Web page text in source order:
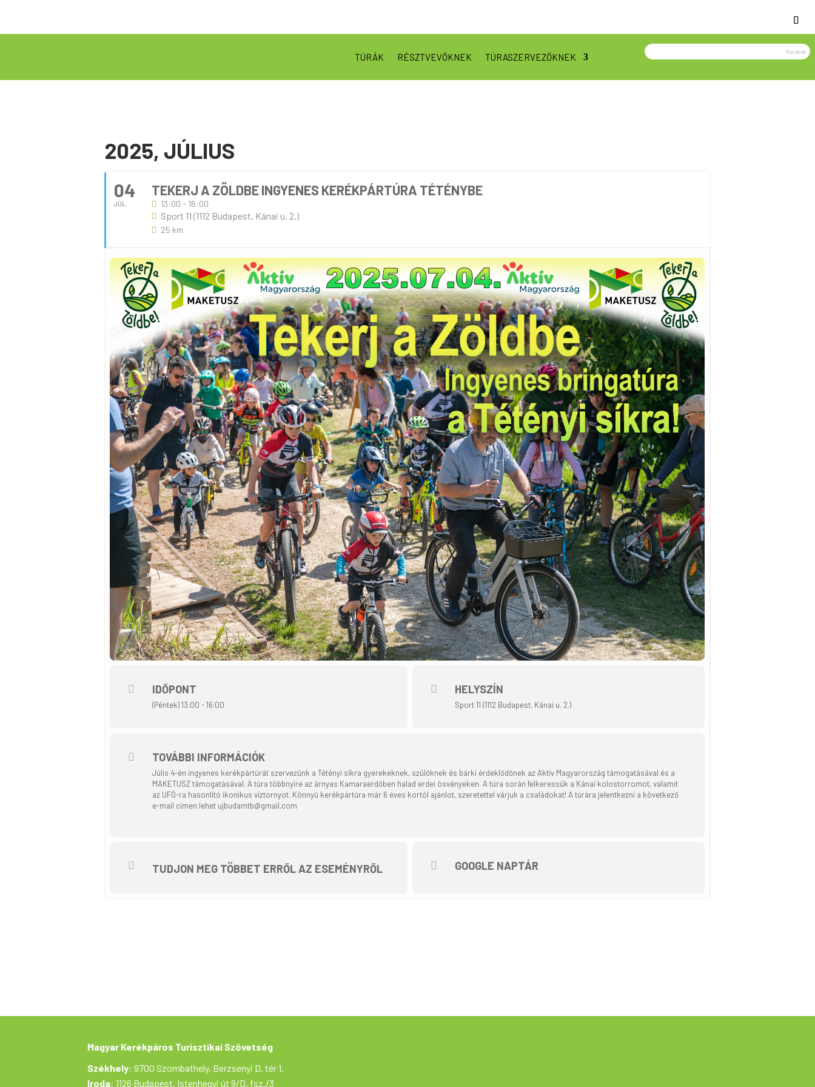
TÚRÁK RÉSZTVEVŐKNEK TÚRASZERVEZŐKNEK
2025, JÚLIUS
04
JÚL.
TEKERJ A ZÖLDBE INGYENES KERÉKPÁRTÚRA TÉTÉNYBE
13:00 - 16:00
Sport 11 (1112 Budapest, Kánai u. 2.)
25 km
IDŐPONT
(Péntek) 13:00 - 16:00
HELYSZÍN
Sport 11 (1112 Budapest, Kánai u. 2.)
TOVÁBBI INFORMÁCIÓK
Júlis 4-én ingyenes kerékpártúrát szervezünk a Tétényi síkra gyerekeknek, szülőknek és bárki érdeklődőnek az Aktív Magyarország támogatásával és a
MAKETUSZ támogatásával. A túra többnyire az árnyas Kamaraerdőben halad erdei ösvényeken. A túra során felkeressük a Kánai kolostorromot, valamit
az UFÓ-ra hasonlító ikonikus víztornyot. Könnyű kerékpártúra már 6 éves kortól ajánlot, szeretettel várjuk a családokat! A túrára jelentkezni a következő
e-mail címen lehet ujbudamtb@gmail.com
TUDJON MEG TÖBBET ERRŐL AZ ESEMÉNYRŐL GOOGLE NAPTÁR
Magyar Kerékpáros Turisztikai Szövetség
Székhely: 9700 Szombathely, Berzsenyi D. tér 1.
Iroda: 1126 Budapest, Istenhegyi út 9/D, fsz./3